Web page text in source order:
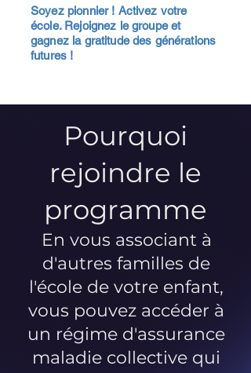
Soyez pionnier ! Activez votre
école. Rejoignez le groupe et
gagnez la gratitude des générations
futures !
Pourquoi
rejoindre le
programme
En vous associant à
d'autres familles de
l'école de votre enfant,
vous pouvez accéder à
un régime d'assurance
maladie collective qui